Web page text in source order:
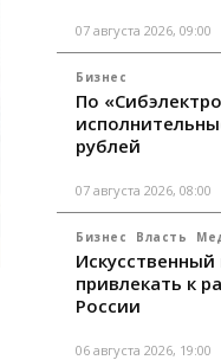
07 августа 2026, 09:00
Бизнес
По
рублей
07 августа 2026, 08:00
Бизнес Власть
привлекать к
России
06 августа 2026, 19:00